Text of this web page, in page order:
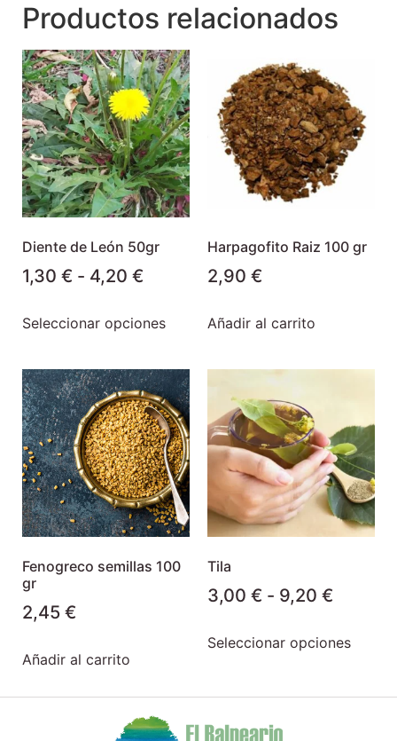
Productos relacionados
Diente de León 50gr
1,30 € - 4,20 €
Seleccionar opciones
Harpagofito Raiz 100 gr
2,90 €
Añadir al carrito
Fenogreco semillas 100
gr
2,45 €
Añadir al carrito
Tila
3,00 € - 9,20 €
Seleccionar opciones